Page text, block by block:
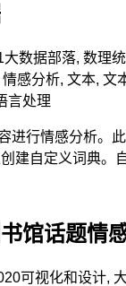
大数据部落, 数理
情感分析, 文本, 文
言处理
进行情感分析。
建自定义词典。
馆话题情
可视化和设计,